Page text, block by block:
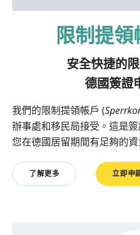
限制提領
安全快捷的限制
德國簽證申
我們的限制提領帳戶 (
辦事處和移民局接受。這是
您在德國居留期間有足夠的資
了解更多 立即申